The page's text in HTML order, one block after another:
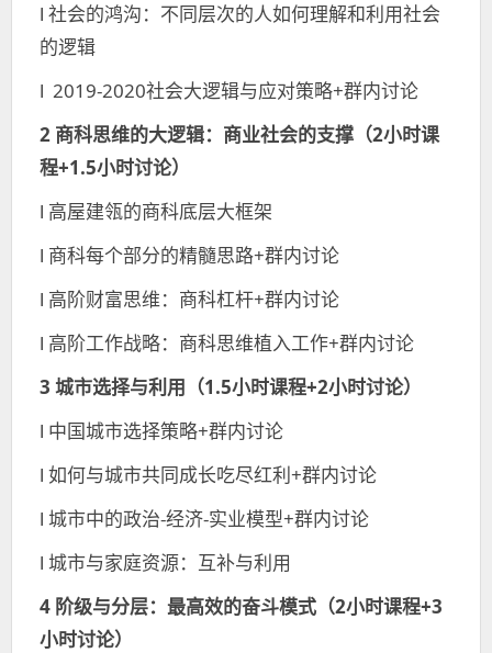
l 社会的鸿沟：不同层次的人如何理解和利用社会
的逻辑
l 2019-2020社会大逻辑与应对策略+群内讨论
2 商科思维的大逻辑： 商业社会的支撑（2小时课
程+1.5小时讨论）
l 高屋建瓴的商科底层大框架
l 商科每个部分的精髓思路+群内讨论
l 高阶财富思维：商科杠杆+群内讨论
l 高阶工作战略：商科思维植入工作+群内讨论
3 城市选择与利用（1.5小时课程+2小时讨论）
l 中国城市选择策略+群内讨论
l 如何与城市共同成长吃尽红利+群内讨论
l 城市中的政治-经济-实业模型+群内讨论
l 城市与家庭资源：互补与利用
4 阶级与分层： 最高效的奋斗模式（2小时课程+3
小时讨论）